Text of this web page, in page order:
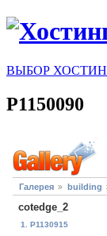
ВЫБОР
P1150090
Галерея building
cotedge_2
1. P1130915